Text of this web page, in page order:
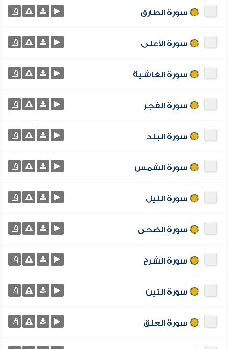
سورة الطارق
سورة الأعلى
سورة الغاشية
سورة الفجر
سورة البلد
سورة الشمس
سورة الليل
سورة الضحى
سورة الشرح
سورة التين
سورة العلق